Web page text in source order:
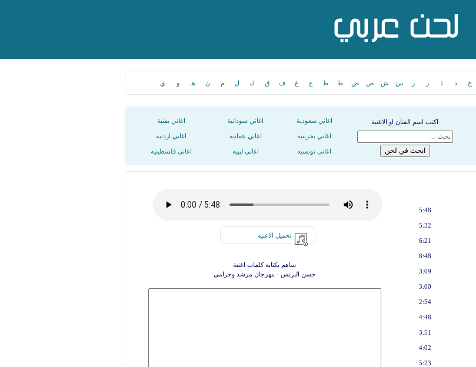
خ د ذ ر ز س ش ص ض ط ظ ع غ ف ق ك ل م ن هـ و ي
اكتب اسم الفنان او الاغنية اغاني سعودية اغاني سودانية اغاني يمنية
اغاني بحرينية اغاني عمانية اغاني اردنية
اغاني تونسيه اغاني ليبيه اغاني فلسطينيه
5:48
5:32
6:21
8:48
3:09
3:00
2:54
4:48
3:51
4:02
5:23
تحميل الاغنيه
ساهم بكتابه كلمات اغنية
حسن البرنس - مهرجان مرشد وحرامي